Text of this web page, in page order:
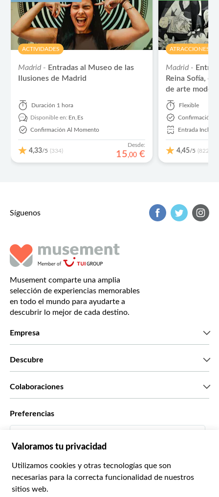
ACTIVIDADES
Madrid - Entradas al Museo de las
Ilusiones de Madrid
Duración 1 hora
Disponible en: En,Es
Confirmación Al Momento
4,33/5 (334)
Desde:
15,00 €
ATRACCIONES Y
Madrid -
Reina Sofía, el
de arte
Flexible
Confirmación
Entrada
4,45/5 (822)
Síguenos
Musement comparte una amplia
selección de experiencias memorables
en todo el mundo para ayudarte a
descubrir lo mejor de cada destino.
Empresa
Descubre
Colaboraciones
Agencias de viajes
Conviértete en proveedor
Become a Distribution Partner
Preferencias
Italiano
Français
€ Euro